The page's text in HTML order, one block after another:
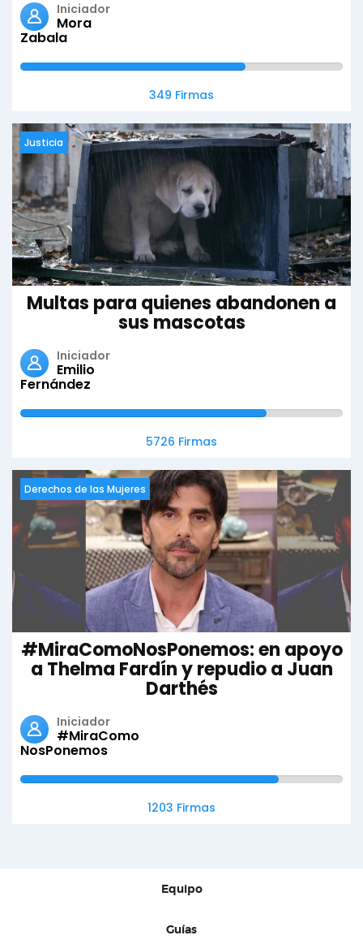
Iniciador
Mora
Zabala
349 Firmas
Justicia
Multas para quienes abandonen a
sus mascotas
Iniciador
Emilio
Fernández
5726 Firmas
Derechos de las Mujeres
#MiraComoNosPonemos: en apoyo
a Thelma Fardín y repudio a Juan
Darthés
Iniciador
#MiraComo
NosPonemos
1203 Firmas
Equipo
Guías